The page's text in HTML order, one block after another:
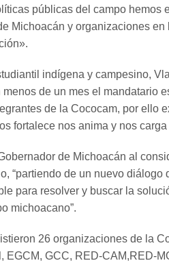
públicas del campo hemos
Michoacán y organizaciones
indígena y campesino,
de un mes el mandatario
de la Cococam, por ello
fortalece nos anima y nos carga
de Michoacán al
“partiendo de un nuevo diálogo
para resolver y buscar la
michoacano”.
26 organizaciones de la
EGCM, GCC, RED-CAM,RED-